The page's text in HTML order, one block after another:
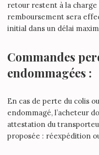
retour restent à la charge
remboursement sera
initial dans un délai
Commandes
endommagées :
En cas de perte du colis
endommagé, l’acheteur
attestation du
proposée : réexpédition